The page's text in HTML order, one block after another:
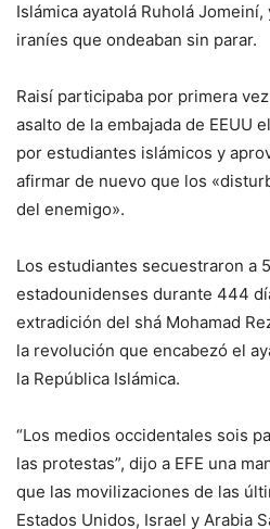
Islámica ayatolá Ruholá
iraníes que ondeaban sin parar.
Raisí participaba por primera
asalto de la embajada de EEUU
por estudiantes islámicos y
afirmar de nuevo que los
del enemigo».
Los estudiantes secuestraron a
estadounidenses durante 444
extradición del shá Mohamad
la revolución que encabezó el
la República Islámica.
“Los medios occidentales sois
las protestas”, dijo a EFE una
que las movilizaciones de las
Estados Unidos, Israel y Arabia